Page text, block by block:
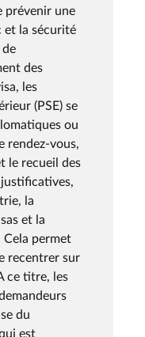
prévenir une
et la sécurité
de
des
les
(PSE) se
ou
rendez-vous,
le recueil des
la
et la
permet
recentrer sur
ce titre, les
du
est